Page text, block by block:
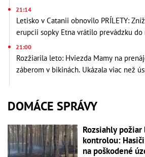
21:14
Letisko v Catanii obnovilo PRÍLETY:
erupcii sopky Etna vrátilo prevádzku do
21:00
Rozžiarila leto: Hviezda Mamy na
záberom v bikinách. Ukázala viac než
DOMÁCE SPRÁVY
Rozsiahly
kontrolou:
na poškodené